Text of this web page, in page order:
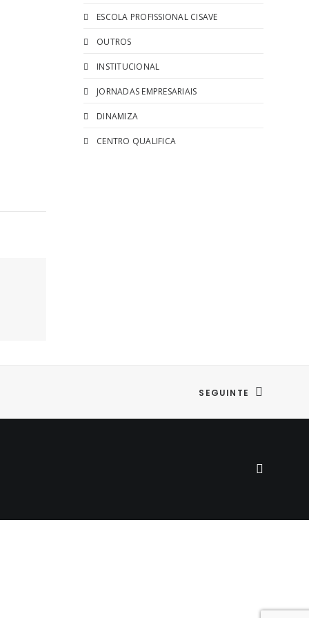
ESCOLA PROFISSIONAL CISAVE
OUTROS
INSTITUCIONAL
JORNADAS EMPRESARIAIS
DINAMIZA
CENTRO QUALIFICA
SEGUINTE